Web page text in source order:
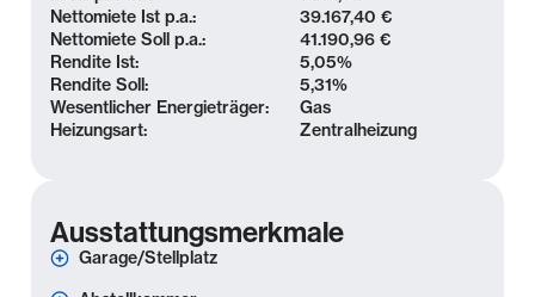
Ausstattung
Mehrfamilienhaus mit 6 Einheiten:
- voll vermietet
- 3 - 4 Zimmer (55 - 91 m²)
- separate Küchen
- WAMA-Anschlüsse in den Bädern
Nettomiete Ist p.a.:
39.167,40 €
Nettomiete Soll p.a.:
41.190,96 €
Rendite Ist:
5,05%
Rendite Soll:
5,31%
Wesentlicher Energieträger:
Gas
Heizungsart:
Zentralheizung
Ausstattungsmerkmale
Garage/Stellplatz